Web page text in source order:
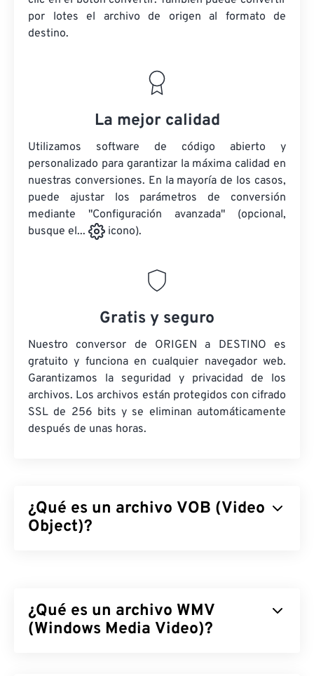
por lotes el archivo de origen al formato de
destino.
La mejor calidad
Utilizamos software de código abierto y
personalizado para garantizar la máxima calidad en
nuestras conversiones. En la mayoría de los casos,
puede ajustar los parámetros de conversión
mediante "Configuración avanzada" (opcional,
busque el...
icono).
Gratis y seguro
Nuestro conversor de ORIGEN a DESTINO es
gratuito y funciona en cualquier navegador web.
Garantizamos la seguridad y privacidad de los
archivos. Los archivos están protegidos con cifrado
SSL de 256 bits y se eliminan automáticamente
después de unas horas.
¿Qué es un archivo VOB (Video
Object)?
protegido por derechos de autor casi siempre
cuentan con protección anticopia, como el cifrado
¿Qué es un archivo WMV
(Windows Media Video)?